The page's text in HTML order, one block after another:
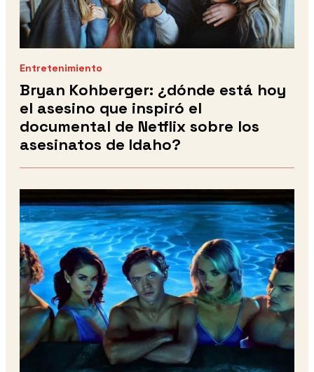
Entretenimiento
Bryan Kohberger: ¿dónde está hoy
el asesino que inspiró el
documental de Netflix sobre los
asesinatos de Idaho?